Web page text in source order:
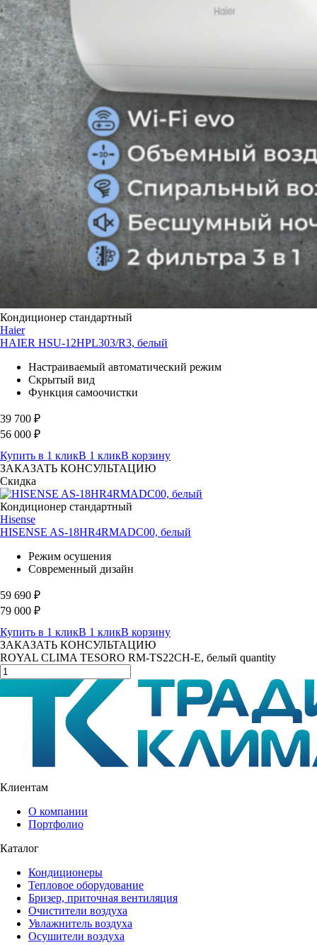
Кондиционер стандартный
Haier
HAIER HSU-12HPL303/R3, белый
Настраиваемый автоматический режим
Скрытый вид
Функция самоочистки
39 700 ₽
56 000 ₽
Купить в 1 кликВ 1 кликВ корзину
ЗАКАЗАТЬ КОНСУЛЬТАЦИЮ
Скидка
Кондиционер стандартный
Hisense
HISENSE AS-18HR4RMADC00, белый
Режим осушения
Современный дизайн
59 690 ₽
79 000 ₽
Купить в 1 кликВ 1 кликВ корзину
ЗАКАЗАТЬ КОНСУЛЬТАЦИЮ
ROYAL CLIMA TESORO RM-TS22CH-E, белый quantity
Клиентам
О компании
Портфолио
Каталог
Кондиционеры
Тепловое оборудование
Бризер, приточная вентиляция
Очистители воздуха
Увлажнитель воздуха
Осушители воздуха